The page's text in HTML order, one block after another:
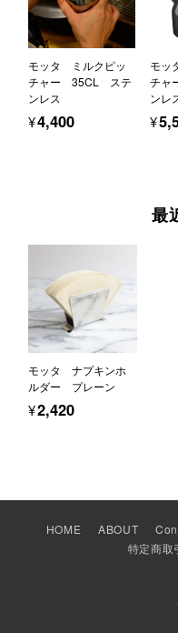
モッタ ミルクピッ
チャー 35CL ステ
ンレス
¥4,400
モッ
チ
ンレ
最
モッタ ナプキンホ
ルダー プレーン
¥2,420
HOME ABOUT
特定商取